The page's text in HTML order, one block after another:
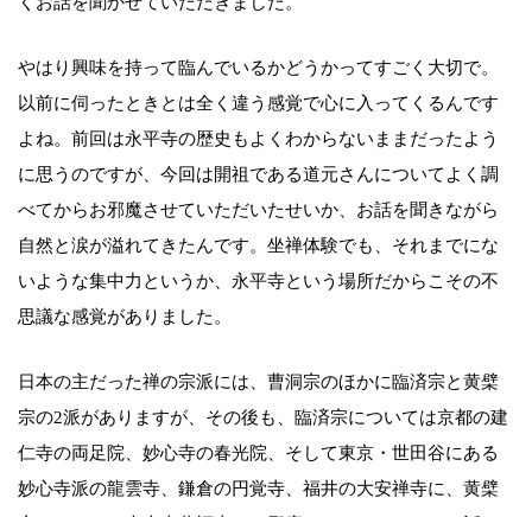
やはり興味を持って臨んでいるかどうかってすごく大切で。
以前に伺ったときとは全く違う感覚で心に入ってくるんです
よね。前回は永平寺の歴史もよくわからないままだったよう
に思うのですが、今回は開祖である道元さんについてよく調
べてからお邪魔させていただいたせいか、お話を聞きながら
自然と涙が溢れてきたんです。坐禅体験でも、それまでにな
いような集中力というか、永平寺という場所だからこその不
思議な感覚がありました。
日本の主だった禅の宗派には、曹洞宗のほかに臨済宗と黄檗
宗の2派がありますが、その後も、臨済宗については京都の建
仁寺の両足院、妙心寺の春光院、そして東京・世田谷にある
妙心寺派の龍雲寺、鎌倉の円覚寺、福井の大安禅寺に、黄檗